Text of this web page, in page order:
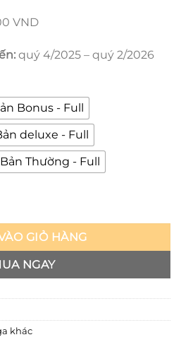
VND
quý 4/2025 – quý 2/2026
Bonus - Full
deluxe - Full
Bản Thường - Full
- Prime 1 số lượng
GIỎ HÀNG
NGAY
khác